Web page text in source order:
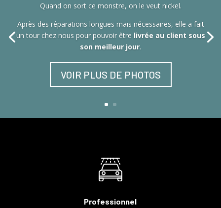
Quand on sort ce monstre, on le veut nickel.
Après des réparations longues mais nécessaires, elle a fait
un tour chez nous pour pouvoir être livrée au client sous
son meilleur jour.
VOIR PLUS DE PHOTOS
Professionnel